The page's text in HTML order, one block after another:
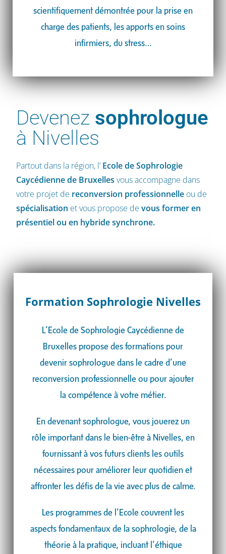
scientifiquement démontrée pour la prise en
charge des patients, les apports en soins
infirmiers, du stress…
Devenez sophrologue
à Nivelles
Partout dans la région, l’ Ecole de Sophrologie
Caycédienne de Bruxelles vous accompagne dans
votre projet de reconversion professionnelle ou de
spécialisation et vous propose devous former en
présentiel ou en hybride synchrone.
Formation Sophrologie Nivelles
L’Ecole de Sophrologie Caycédienne de
Bruxelles propose des formations pour
devenir sophrologue dans le cadre d’une
reconversion professionnelle ou pour ajouter
la compétence à votre métier.
En devenant sophrologue, vous jouerez un
rôle important dans le bien-être à Nivelles, en
fournissant à vos futurs clients les outils
nécessaires pour améliorer leur quotidien et
affronter les défis de la vie avec plus de calme.
Les programmes de l’Ecole couvrent les
aspects fondamentaux de la sophrologie, de la
théorie à la pratique, incluant l’éthique